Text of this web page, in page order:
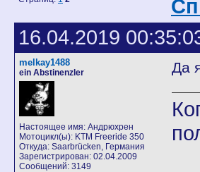
16.04.2019
melkay1488
ein Abstinenzler
Настоящее имя: Андрюхрен
Мотоцикл(ы): KTM Freeride 350
Откуда: Saarbrücken, Германия
Зарегистрирован: 02.04.2009
Сообщений: 3149
Да